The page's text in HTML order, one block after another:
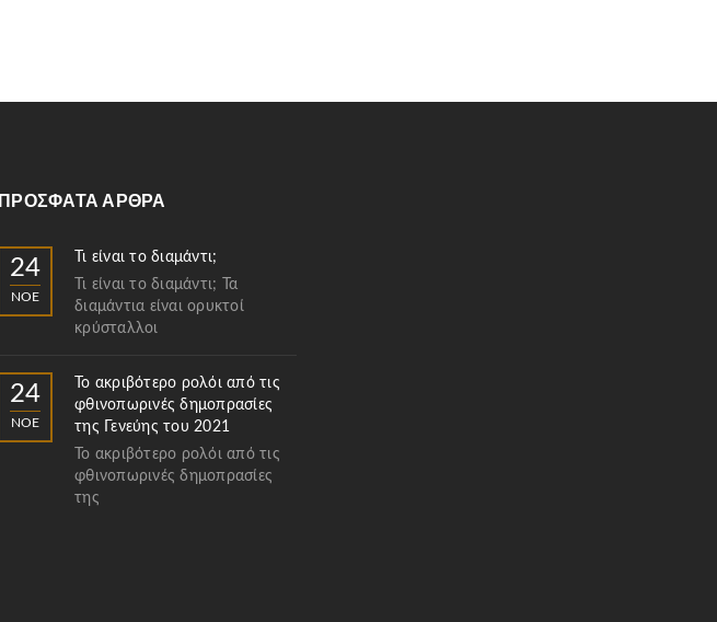
ΠΡΌΣΦΑΤΑ ΆΡΘΡΑ
24
ΝΟΈ
Τι είναι το διαμάντι;
Τι είναι το διαμάντι; Τα
διαμάντια είναι ορυκτοί
κρύσταλλοι
24
ΝΟΈ
Το ακριβότερο ρολόι από τις
φθινοπωρινές δημοπρασίες
της Γενεύης του 2021
Το ακριβότερο ρολόι από τις
φθινοπωρινές δημοπρασίες
της